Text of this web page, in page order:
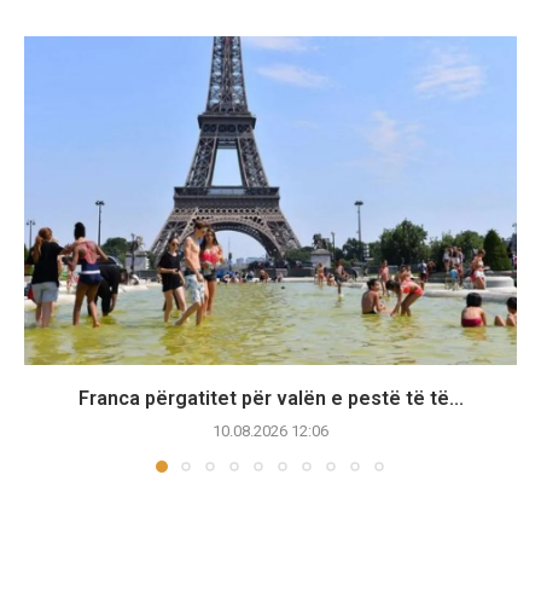
Franca përgatitet për valën e pestë të të...
10.08.2026 12:06